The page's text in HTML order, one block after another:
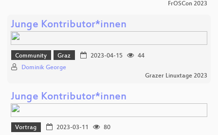
FrOSCon 2023
Junge Kontributor*innen
Community Graz 2023-04-15
44
Dominik George
Grazer Linuxtage 2023
Junge Kontributor*innen
Vortrag 2023-03-11
80